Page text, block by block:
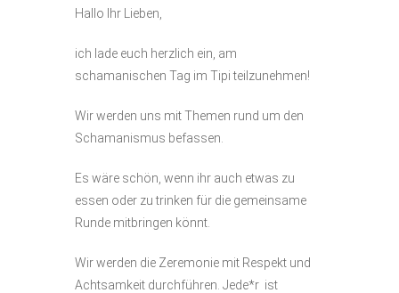
Warenkorb
Hallo Ihr Lieben,
ich lade euch herzlich ein, am
schamanischen Tag im Tipi teilzunehmen!
Wir werden uns mit Themen rund um den
Schamanismus befassen.
Es wäre schön, wenn ihr auch etwas zu
essen oder zu trinken für die gemeinsame
Runde mitbringen könnt.
Wir werden die Zeremonie mit Respekt und
Achtsamkeit durchführen. Jede*r ist